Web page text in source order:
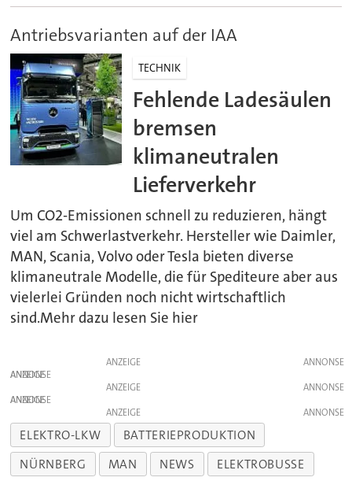
Antriebsvarianten auf der IAA
TECHNIK
Fehlende Ladesäulen
bremsen
klimaneutralen
Lieferverkehr
Um CO2-Emissionen schnell zu reduzieren, hängt
viel am Schwerlastverkehr. Hersteller wie Daimler,
MAN, Scania, Volvo oder Tesla bieten diverse
klimaneutrale Modelle, die für Spediteure aber aus
vielerlei Gründen noch nicht wirtschaftlich
sind.Mehr dazu lesen Sie hier
ANZEIGE
ANZEIGE
ANZEIGE
ANZEIGE
ANZEIGE
ELEKTRO-LKW
BATTERIEPRODUKTION
NÜRNBERG
MAN NEWS ELEKTROBUSSE